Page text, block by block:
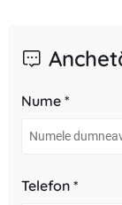
Nume *
Telefon *